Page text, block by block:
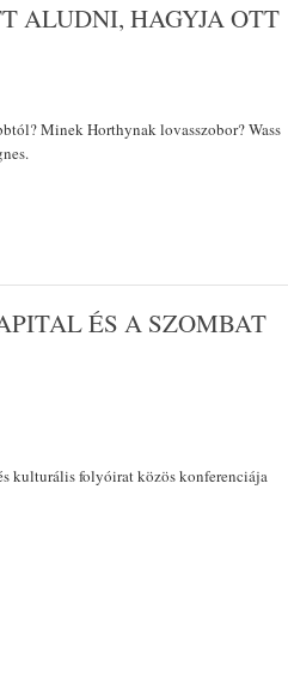
ALUDNI, HAGYJA OTT
Minek Horthynak lovasszobor? Wass
ÉS A SZOMBAT
kulturális folyóirat közös konferenciája